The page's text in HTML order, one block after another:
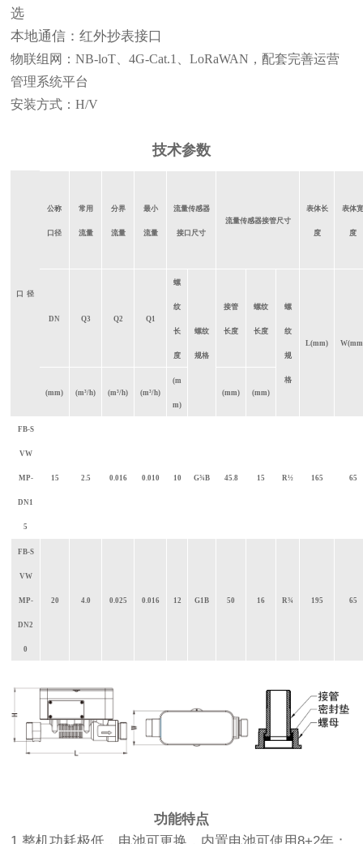
选
本地通信：红外抄表接口
物联组网：NB-loT、4G-Cat.1、LoRaWAN，配套完善运营
管理系统平台
安装方式：H/V
技术参数
口 径
公称
口径
常用
流量
分界
流量
最小
流量
流量传感器
接口尺寸
流量传感器接管尺寸
表体长
度
表体
度
DN Q3 Q2 Q1
螺
纹
长
度
螺纹
规格
接管
长度
螺纹
长度
螺
纹
规
格
L(mm)
(mm) (m³/h) (m³/h) (m³/h)
(m
m)
(mm) (mm)
FB-S
VW
MP-
DN1
5
15 2.5 0.016 0.010 10 G¾B 45.8 15 R½ 165 65
FB-S
VW
MP-
DN2
0
20 4.0 0.025 0.016 12 G1B 50 16 R¾ 195 65
功能特点